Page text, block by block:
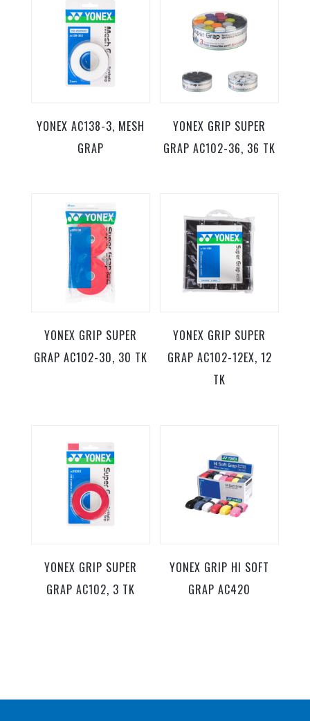
YONEX AC138-3, MESH
GRAP
YONEX GRIP SUPER
GRAP AC102-36, 36 TK
YONEX GRIP SUPER
GRAP AC102-30, 30 TK
YONEX GRIP SUPER
GRAP AC102-12EX, 12
TK
YONEX GRIP SUPER
GRAP AC102, 3 TK
YONEX GRIP HI SOFT
GRAP AC420